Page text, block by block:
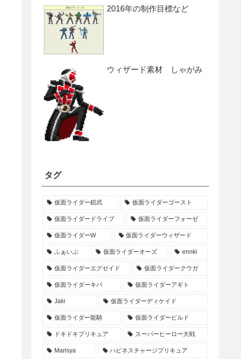
2016年の制作目標など
ウィザード素材 しゃがみ
タグ
仮面ライダー鎧武 仮面ライダーゴースト
仮面ライダードライブ 仮面ライダーフォーゼ
仮面ライダーW 仮面ライダーウィザード
ふぁいぶ 仮面ライダーオーズ ennki
仮面ライダーエグゼイド 仮面ライダークウガ
仮面ライダーキバ 仮面ライダーアギト
Jaki 仮面ライダーディケイド
仮面ライダー龍騎 仮面ライダービルド
ドキドキプリキュア スーパーヒーロー大戦
Marisya ハピネスチャージプリキュア